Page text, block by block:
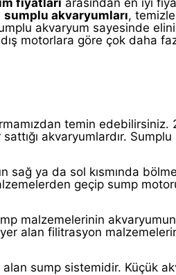
fiyatları arasından en iyi
sumplu akvaryumları,
akvaryum sayesinde
dış motorlara göre çok daha
temin
akvaryumlardır.
ya da sol kısmında bölme
geçip sump
malzemelerinin
alan filitrasyon
sump sistemidir. Küçük